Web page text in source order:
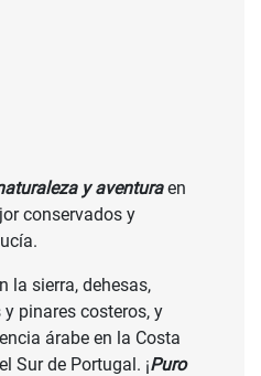
y aventuraen
conservados y
la sierra, dehesas,
pinares costeros, y
árabe en la Costa
Sur de Portugal. ¡Puro